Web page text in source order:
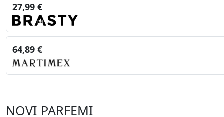
27,99 €
64,89 €
NOVI PARFEMI